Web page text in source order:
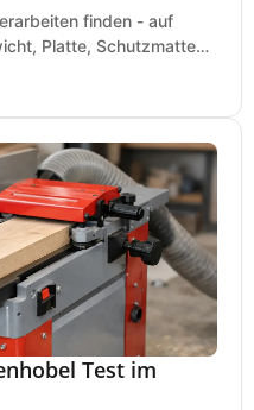
finden - auf
Platte, Schutzmatte
Test im